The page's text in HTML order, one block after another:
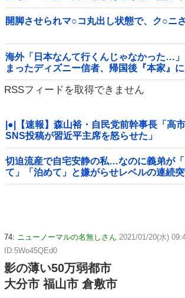
張しており……他
開脚させられマ○コ丸出し状態で、ク○ニ
海外「日本なんて行くんじゃなかった…
まったディズニー信者、帰国後『本家』
RSSフィードを取得できません
|●|【速報】森山裕・自民党前幹事長「高
SNS投稿が習近平主席を怒らせた」
切迫流産で自宅安静の私…なのに義弟が
て」「泊めて」と嫌がらせレベルの連続
ると私に直接LINEしてきて絶句←大人し
74: ニューノーマルの名無しさん 2021/01/20(水)
ID:5Wo45QEd0
影の薄い50万弱都市
大分市 福山市 倉敷市